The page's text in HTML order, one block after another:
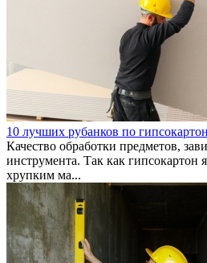
10 лучших рубанков по
Качество обработки предметов,
инструмента. Так как гипсокартон
хрупким ма...